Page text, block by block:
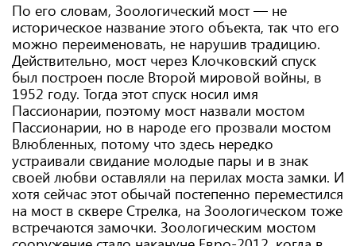
По его словам, Зоологический мост — не
историческое название этого объекта, так что его
можно переименовать, не нарушив традицию.
Действительно, мост через Клочковский спуск
был построен после Второй мировой войны, в
1952 году. Тогда этот спуск носил имя
Пассионарии, поэтому мост назвали мостом
Пассионарии, но в народе его прозвали мостом
Влюбленных, потому что здесь нередко
устраивали свидание молодые пары и в знак
своей любви оставляли на перилах моста замки. И
хотя сейчас этот обычай постепенно переместился
на мост в сквере Стрелка, на Зоологическом тоже
встречаются замочки. Зоологическим мостом